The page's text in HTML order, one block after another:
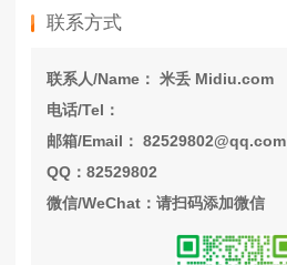
联系方式
联系人/Name： 米丢 Midiu.com
电话/Tel：
邮箱/Email： 82529802@qq.com
QQ：82529802
微信/WeChat：请扫码添加微信